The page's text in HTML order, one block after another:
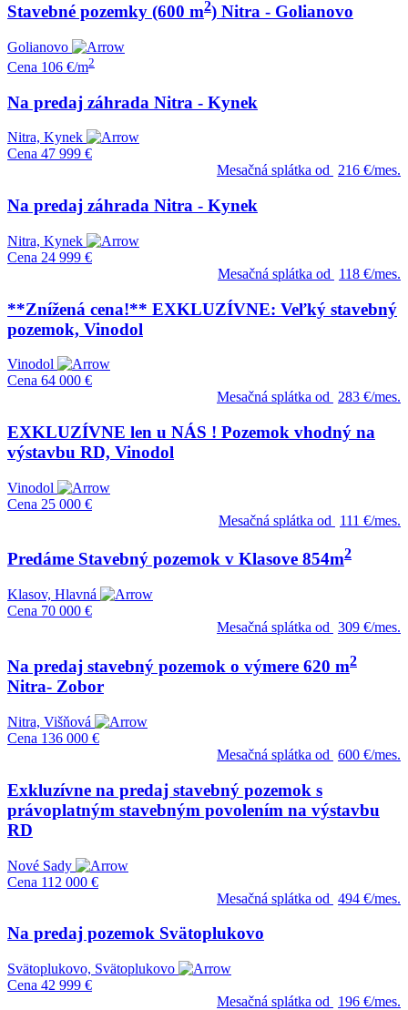
Stavebné pozemky (600 m2) Nitra - Golianovo
Golianovo
Cena 106 €/m2
Na predaj záhrada Nitra - Kynek
Nitra, Kynek
Cena 47 999 €
Mesačná splátka od 216 €/mes.
Na predaj záhrada Nitra - Kynek
Nitra, Kynek
Cena 24 999 €
Mesačná splátka od
118 €/mes.
**Znížená cena!** EXKLUZÍVNE: Veľký stavebný
pozemok, Vinodol
Vinodol
Cena 64 000 €
Mesačná splátka od
283 €/mes.
EXKLUZÍVNE len u NÁS ! Pozemok vhodný na
výstavbu RD, Vinodol
Vinodol
Cena 25 000 €
Mesačná splátka od
111 €/mes.
Predáme Stavebný pozemok v Klasove 854m2
Klasov, Hlavná
Cena 70 000 €
Mesačná splátka od 309 €/mes.
Na predaj stavebný pozemok o výmere 620 m2
Nitra- Zobor
Nitra, Višňová
Cena 136 000 €
Mesačná splátka od 600 €/mes.
Exkluzívne na predaj stavebný pozemok s
právoplatným stavebným povolením na výstavbu
RD
Nové Sady
Cena 112 000 €
Mesačná splátka od 494 €/mes.
Na predaj pozemok Svätoplukovo
Svätoplukovo, Svätoplukovo
Cena 42 999 €
Mesačná splátka od
196 €/mes.